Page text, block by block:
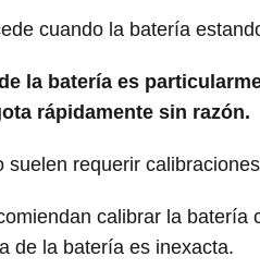
cuando la batería
la batería es
rápidamente sin razón.
suelen requerir
calibrar la
de la batería es inexacta.